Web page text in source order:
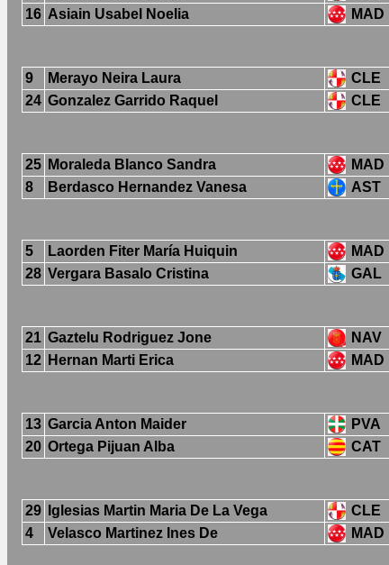
16 Asiain Usabel Noelia MAD
9
Merayo Neira Laura CLE
24 Gonzalez Garrido Raquel CLE
25 Moraleda Blanco Sandra MAD
8
Berdasco Hernandez Vanesa AST
5
Laorden Fiter María Huiquin MAD
28 Vergara Basalo Cristina GAL
21 Gaztelu Rodriguez Jone NAV
12 Hernan Marti Erica MAD
13 Garcia Anton Maider PVA
20 Ortega Pijuan Alba CAT
29
Iglesias Martin Maria De La Vega CLE
4
Velasco Martinez Ines De MAD